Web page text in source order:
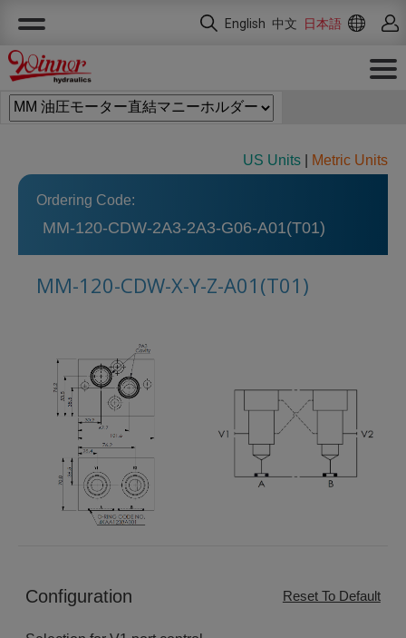
English 中文 日本語
US Units Metric Units
Ordering Code:
MM-120-CDW-2A3-2A3-G06-A01(T01)
MM-120-CDW-X-Y-Z-A01(T01)
Configuration Reset To Default